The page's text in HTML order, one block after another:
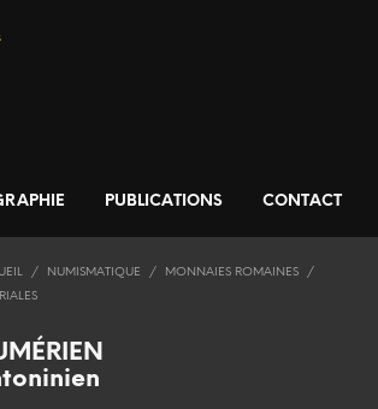
PUBLICATIONS CONTACT
/ NUMISMATIQUE / MONNAIES ROMAINES
/